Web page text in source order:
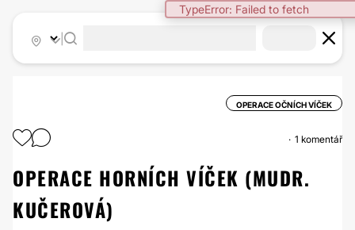
TypeError: Failed to fetch
OPERACE OČNÍCH VÍČEK
1 komentář
OPERACE HORNÍCH VÍČEK (MUDR.
KUČEROVÁ)